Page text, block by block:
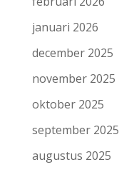
januari 2026
december 2025
november 2025
oktober 2025
september 2025
augustus 2025